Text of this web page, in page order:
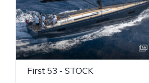
First 53 - STOCK